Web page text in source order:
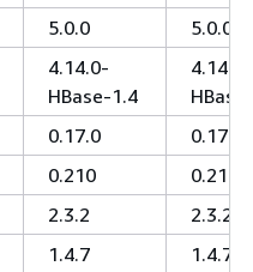
5.0.0
5.0.0
4.14.0-
HBase-1.4
4.14.0-
0.17.0
0.17.0
0.210
0.210
2.3.2
2.3.2
1.4.7
1.4.7